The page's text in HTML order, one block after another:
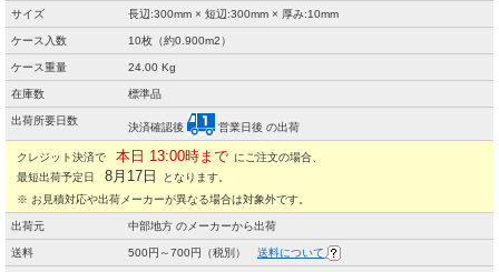
サイズ 長辺:300mm × 短辺:300mm × 厚み:10mm
ケース入数 10枚（約0.900m2）
ケース重量 24.00 Kg
在庫数 標準品
出荷所要日数
決済確認後 営業日後 の出荷
クレジット決済で 本日 13:00時まで にご注文の場合、
最短出荷予定日
8月17日
となります。
※ お見積対応や出荷メーカーが異なる場合は対象外です。
出荷元 中部地方 のメーカーから出荷
送料 500円～700円（税別） 送料について